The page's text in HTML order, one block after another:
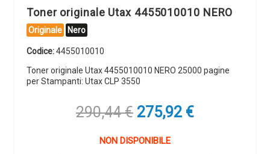
Toner originale Utax 4455010010 NERO
Originale Nero
Codice:4455010010
Toner originale Utax 4455010010 NERO 25000 pagine
per Stampanti: Utax CLP 3550
290,44€ Il
originale
275,92 €Il
NON DISPONIBILE